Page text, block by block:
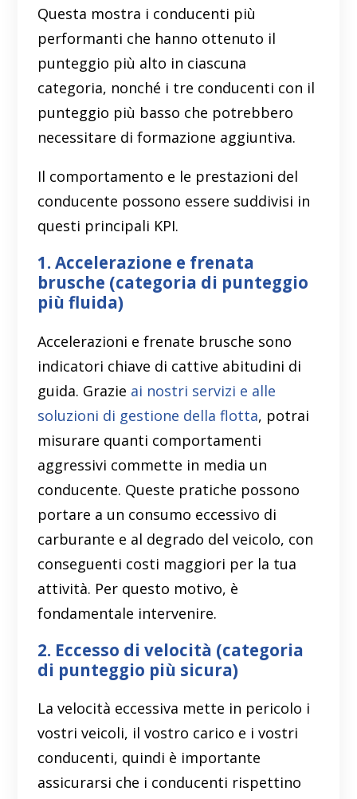
Questa mostra i conducenti più
performanti che hanno ottenuto il
punteggio più alto in ciascuna
categoria, nonché i tre conducenti con il
punteggio più basso che potrebbero
necessitare di formazione aggiuntiva.
Il comportamento e le prestazioni del
conducente possono essere suddivisi in
questi principali KPI.
1. Accelerazione e frenata
brusche (categoria di punteggio
più fluida)
Accelerazioni e frenate brusche sono
indicatori chiave di cattive abitudini di
guida. Grazie ai nostri servizi e alle
soluzioni di gestione della flotta, potrai
misurare quanti comportamenti
aggressivi commette in media un
conducente. Queste pratiche possono
portare a un consumo eccessivo di
carburante e al degrado del veicolo, con
conseguenti costi maggiori per la tua
attività. Per questo motivo, è
fondamentale intervenire.
2. Eccesso di velocità (categoria
di punteggio più sicura)
La velocità eccessiva mette in pericolo i
vostri veicoli, il vostro carico e i vostri
conducenti, quindi è importante
assicurarsi che i conducenti rispettino